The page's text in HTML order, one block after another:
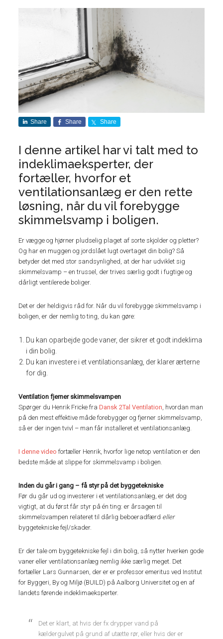
Share Share Share
I denne artikel har vi talt med to
indeklimaeksperter, der
fortæller, hvorfor et
ventilationsanlæg er den rette
løsning, når du vil forebygge
skimmelsvamp i boligen.
Er vægge og hjørner pludselig plaget af sorte skjolder og pletter?
Og har en muggen og jordslået lugt overtaget din bolig? Så
betyder det med stor sandsynlighed, at der har udviklet sig
skimmelsvamp – en trussel, der trives særlig godt i fugtige og
dårligt ventilerede boliger.
Det er der heldigvis råd for. Når du vil forebygge skimmelsvamp i
boligen, er der nemlig to ting, du kan gøre:
Du kan oparbejde gode vaner, der sikrer et godt indeklima
i din bolig.
Du kan investere i et ventilationsanlæg, der klarer ærterne
for dig.
Ventilation fjerner skimmelsvampen
Spørger du Henrik Fricke fraDansk 2Tal Ventilation , hvordan man
på den mest effektive måde forebygger og fjerner skimmelsvamp,
så er der ingen tvivl – man får installeret et ventilationsanlæg.
I denne video fortæller Henrik, hvorfor lige netop ventilation er den
bedste måde at slippe for skimmelsvamp i boligen.
Inden du går i gang – få styr på det byggetekniske
Før du går ud og investerer i et ventilationsanlæg, er det dog
vigtigt, at du først får styr på én ting: er årsagen til
skimmelsvampen relateret til dårlig beboeradfærd eller
byggetekniske fejl/skader.
Er der tale om byggetekniske fejl i din bolig, så nytter hverken gode
vaner eller ventilationsanlæg nemlig ikke særlig meget. Det
fortæller Lars Gunnarsen, der er er professor emeritus ved Institut
for Byggeri, By og Miljø (BUILD) på Aalborg Universitet og en af
landets førende indeklimaeksperter.
Det er klart, at hvis der fx drypper vand på
kældergulvet på grund af utætte rør, eller hvis der er